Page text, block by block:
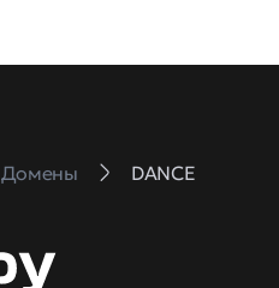
Домены DANCE